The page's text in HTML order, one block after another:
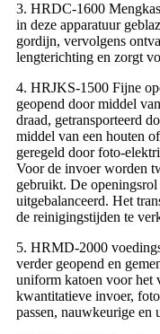
3. HRDC-1600
in deze apparatuur
gordijn, vervolgens
lengterichting en zorgt
4. HRJKS-1500 Fijne
geopend door middel
draad, getransporteerd
middel van een houten
geregeld door foto-
Voor de invoer worden
gebruikt. De
uitgebalanceerd. Het
de reinigingstijden te
5. HRMD-2000
verder geopend en
uniform katoen voor het
kwantitatieve invoer,
passen, nauwkeurige en